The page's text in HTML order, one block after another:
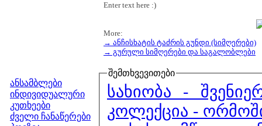
ანსამბლები
ინდივიდუალური
კუთხეები
ძველი ჩანაწერები
Enter text here :)
More:
→ ანჩისხატის ტაძრის გუნდი (სიმღერები)
→ გურული სიმღერები და საგალობლები
შემთხვევითები
სახიობა -
კოლექცია -